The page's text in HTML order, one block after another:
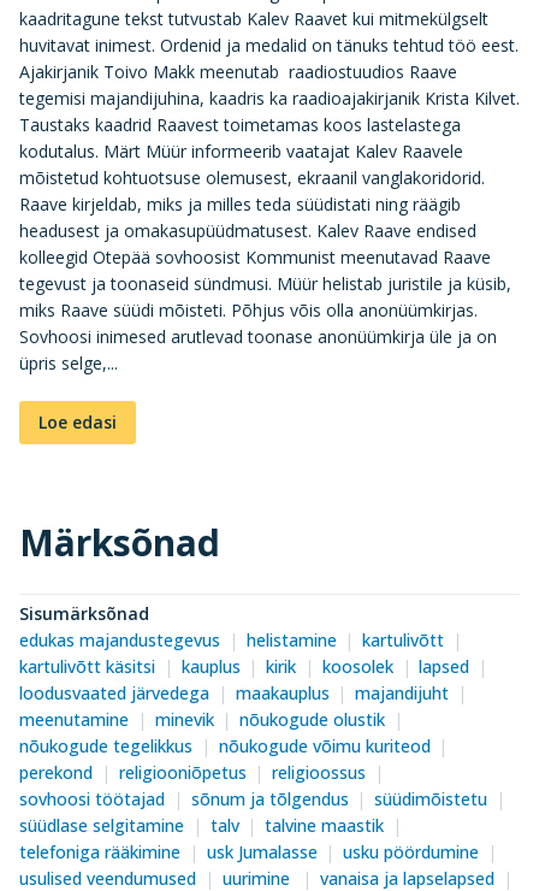
kaadritagune tekst tutvustab Kalev Raavet kui mitmekülgselt
huvitavat inimest. Ordenid ja medalid on tänuks tehtud töö eest.
Ajakirjanik Toivo Makk meenutab raadiostuudios Raave
tegemisi majandijuhina, kaadris ka raadioajakirjanik Krista Kilvet.
Taustaks kaadrid Raavest toimetamas koos lastelastega
kodutalus. Märt Müür informeerib vaatajat Kalev Raavele
mõistetud kohtuotsuse olemusest, ekraanil vanglakoridorid.
Raave kirjeldab, miks ja milles teda süüdistati ning räägib
headusest ja omakasupüüdmatusest. Kalev Raave endised
kolleegid Otepää sovhoosist Kommunist meenutavad Raave
tegevust ja toonaseid sündmusi. Müür helistab juristile ja küsib,
miks Raave süüdi mõisteti. Põhjus võis olla anonüümkirjas.
Sovhoosi inimesed arutlevad toonase anonüümkirja üle ja on
üpris selge,...
Loe edasi
Märksõnad
Sisumärksõnad
edukas majandustegevus
helistamine
kartulivõtt
kartulivõtt käsitsi
kauplus kirik koosolek
lapsed
loodusvaated järvedega
maakauplus
majandijuht
meenutamine
minevik
nõukogude olustik
nõukogude tegelikkus
nõukogude võimu kuriteod
perekond
religiooniõpetus
religioossus
sovhoosi töötajad
sõnum ja tõlgendus
süüdimõistetu
süüdlase selgitamine
talv
talvine maastik
telefoniga rääkimine
usk Jumalasse
usku pöördumine
usulised veendumused
uurimine
vanaisa ja lapselapsed